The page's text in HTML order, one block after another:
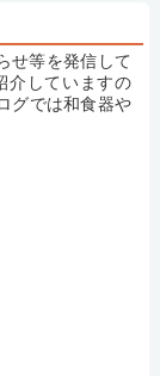
せ等を発信して
介していますの
グでは和食器や